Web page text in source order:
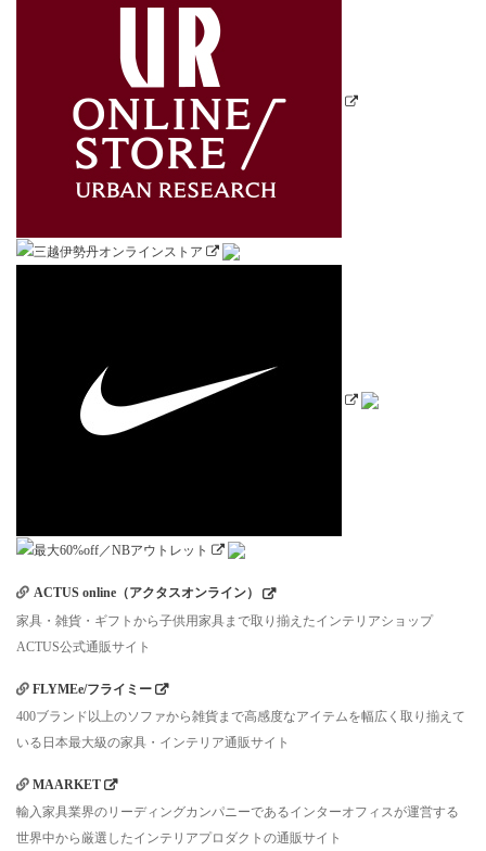
ACTUS online（アクタスオンライン）
家具・雑貨・ギフトから子供用家具まで取り揃えたインテリアショップ
ACTUS公式通販サイト
FLYMEe/フライミー
400ブランド以上のソファから雑貨まで高感度なアイテムを幅広く取り揃えて
いる日本最大級の家具・インテリア通販サイト
MAARKET
輸入家具業界のリーディングカンパニーであるインターオフィスが運営する
世界中から厳選したインテリアプロダクトの通販サイト